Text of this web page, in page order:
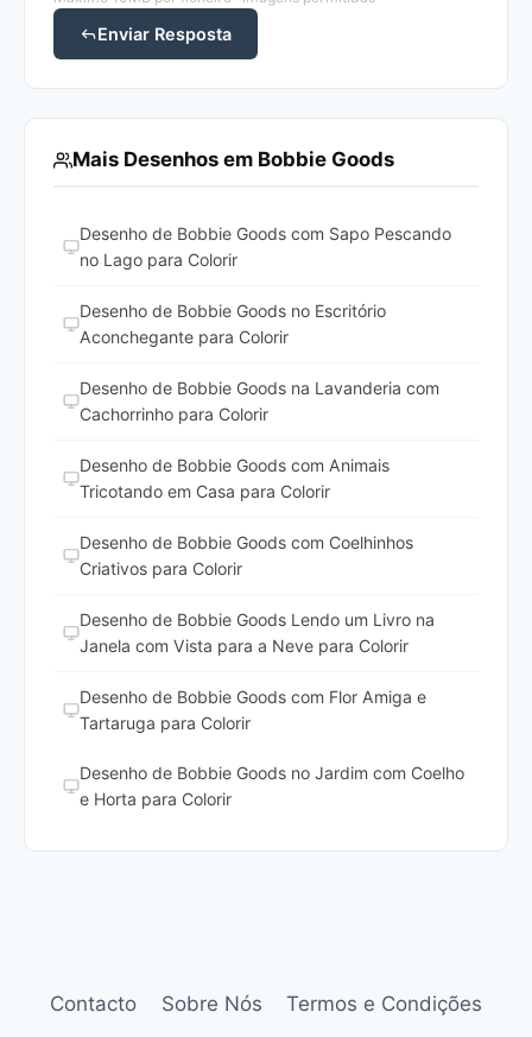
Enviar Resposta
Mais Desenhos em Bobbie Goods
Desenho de Bobbie Goods com Sapo Pescando
no Lago para Colorir
Desenho de Bobbie Goods no Escritório
Aconchegante para Colorir
Desenho de Bobbie Goods na Lavanderia com
Cachorrinho para Colorir
Desenho de Bobbie Goods com Animais
Tricotando em Casa para Colorir
Desenho de Bobbie Goods com Coelhinhos
Criativos para Colorir
Desenho de Bobbie Goods Lendo um Livro na
Janela com Vista para a Neve para Colorir
Desenho de Bobbie Goods com Flor Amiga e
Tartaruga para Colorir
Desenho de Bobbie Goods no Jardim com Coelho
e Horta para Colorir
Contacto Sobre Nós
Termos e Condições